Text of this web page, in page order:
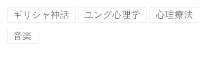
ギリシャ神話 ユング心理学 心理療法
音楽